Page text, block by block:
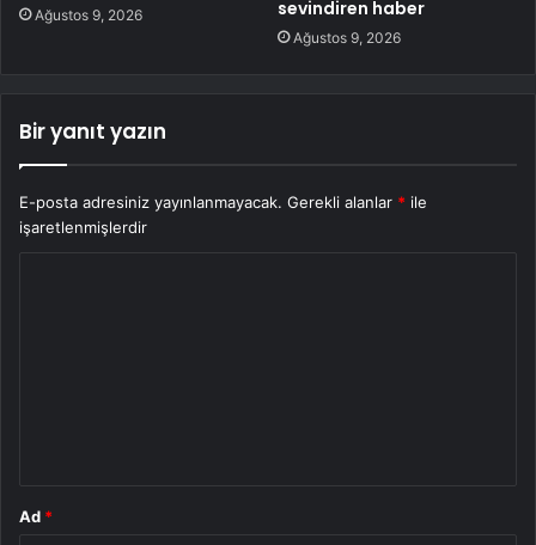
Ağustos 9, 2026 sevindiren haber
Ağustos 9, 2026
Bir yanıt yazın
E-posta adresiniz yayınlanmayacak. Gerekli alanlar * ile
işaretlenmişlerdir
Ad *